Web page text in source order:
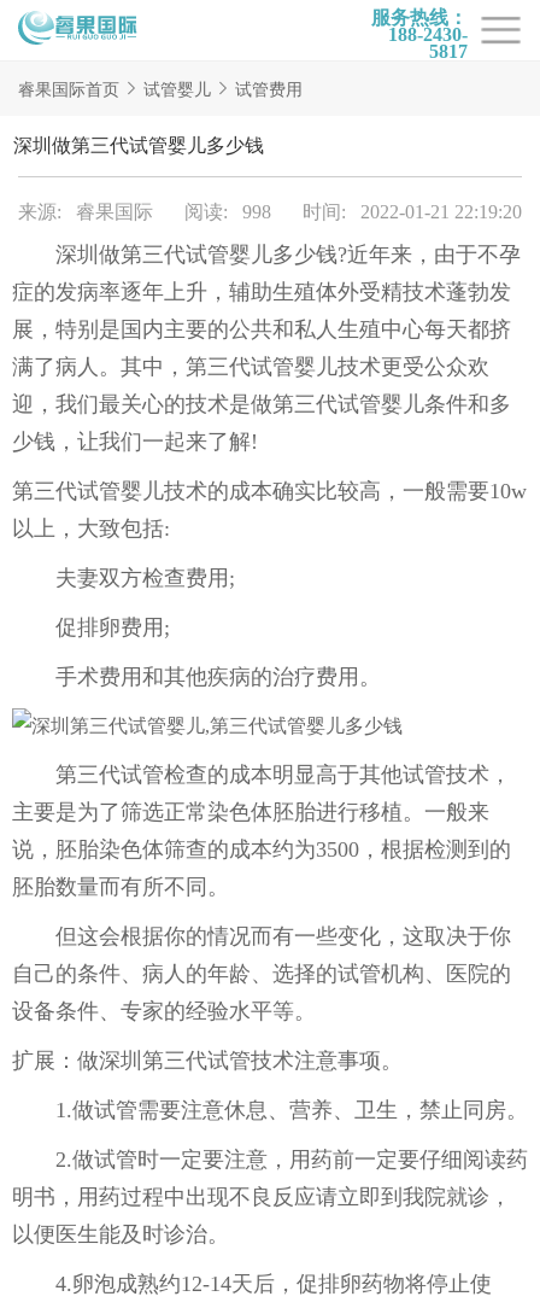
服务热线：
188-2430-
5817
首页
试管项目
试管百科
试管医院
睿果国际
睿果国际首页 试管婴儿 试管费用
深圳做第三代试管婴儿多少钱
来源: 睿果国际 阅读: 998 时间: 2022-01-21 22:19:20
深圳做第三代试管婴儿多少钱?近年来，由于不孕
症的发病率逐年上升，辅助生殖体外受精技术蓬勃发
展，特别是国内主要的公共和私人生殖中心每天都挤
满了病人。其中，第三代试管婴儿技术更受公众欢
迎，我们最关心的技术是做第三代试管婴儿条件和多
少钱，让我们一起来了解!
第三代试管婴儿技术的成本确实比较高，一般需要10w
以上，大致包括:
夫妻双方检查费用;
促排卵费用;
手术费用和其他疾病的治疗费用。
第三代试管检查的成本明显高于其他试管技术，
主要是为了筛选正常染色体胚胎进行移植。一般来
说，胚胎染色体筛查的成本约为3500，根据检测到的
胚胎数量而有所不同。
但这会根据你的情况而有一些变化，这取决于你
自己的条件、病人的年龄、选择的试管机构、医院的
设备条件、专家的经验水平等。
扩展：做深圳第三代试管技术注意事项。
1.做试管需要注意休息、营养、卫生，禁止同房。
2.做试管时一定要注意，用药前一定要仔细阅读药
明书，用药过程中出现不良反应请立即到我院就诊，
以便医生能及时诊治。
4.卵泡成熟约12-14天后，促排卵药物将停止使